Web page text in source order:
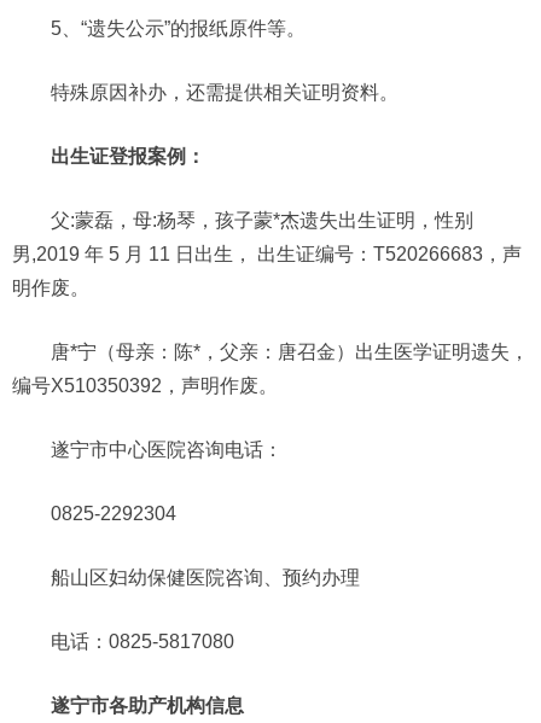
5、“遗失公示”的报纸原件等。
特殊原因补办，还需提供相关证明资料。
出生证登报案例：
父:蒙磊，母:杨琴，孩子蒙*杰遗失出生证明，性别
男,2019 年 5 月 11 日出生， 出生证编号：T520266683，声
明作废。
唐*宁（母亲：陈*，父亲：唐召金）出生医学证明遗失，
编号X510350392，声明作废。
遂宁市中心医院咨询电话：
0825-2292304
船山区妇幼保健医院咨询、预约办理
电话：0825-5817080
遂宁市各助产机构信息